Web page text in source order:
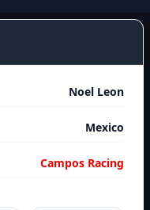
Noel Leon
Mexico
Campos Racing